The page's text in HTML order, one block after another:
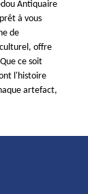
Antiquaire
à vous
de
offre
ce soit
l'histoire
artefact,